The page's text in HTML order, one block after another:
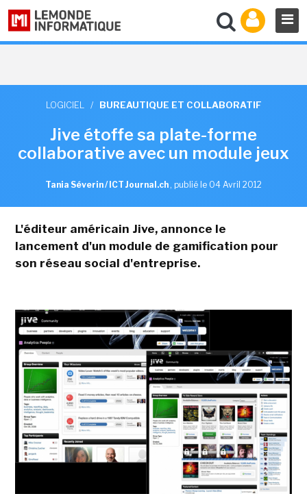
LOGICIEL / BUREAUTIQUE ET COLLABORATIF
Jive étoffe sa plate-forme
collaborative avec un module jeux
Tania Séverin / ICT Journal.ch , publié le 04 Avril 2012
L'éditeur américain Jive, annonce le
lancement d'un module de gamification pour
son réseau social d'entreprise.